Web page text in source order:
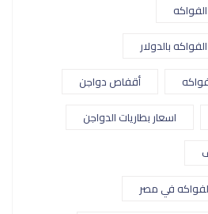
بالدولار
أقفاص دواجن
اسعار بطاريات الدواجن
في مصر